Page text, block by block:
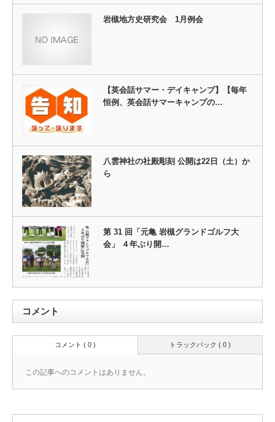
岩槻地方史研究会 1月例会
【英会話サマー・デイキャンプ】【毎年
恒例、英会話サマーキャンプの…
八雲神社の社殿彫刻 公開は22日（土）か
ら
第 31 回「元亀 岩槻グランドゴルフ大
会」 ４年ぶり開…
コメント
トラックバック ( 0 )
コメント ( 0 )
この記事へのコメントはありません。